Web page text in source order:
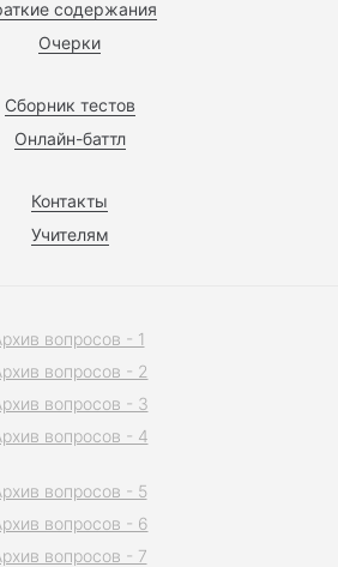
содержания
Очерки
Сборник тестов
Онлайн-баттл
Контакты
Учителям
вопросов - 1
вопросов - 2
вопросов - 3
вопросов - 4
вопросов - 5
вопросов - 6
вопросов - 7